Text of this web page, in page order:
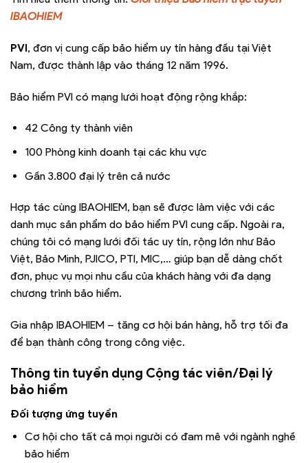
IBAOHIEM
PVI, đơn vị cung cấp bảo hiểm uy tín hàng đầu tại Việt
Nam, được thành lập vào tháng 12 năm 1996.
Bảo hiểm PVI có mạng lưới hoạt động rộng khắp:
42 Công ty thành viên
100 Phòng kinh doanh tại các khu vực
Gần 3.800 đại lý trên cả nước
Hợp tác cùng IBAOHIEM, bạn sẽ được làm việc với các
danh mục sản phẩm do bảo hiểm PVI cung cấp. Ngoài ra,
chúng tôi có mạng lưới đối tác uy tín, rộng lớn như Bảo
Việt, Bảo Minh, PJICO, PTI, MIC,… giúp bạn dễ dàng chốt
đơn, phục vụ mọi nhu cầu của khách hàng với đa dạng
chương trình bảo hiểm.
Gia nhập IBAOHIEM – tăng cơ hội bán hàng, hỗ trợ tối đa
để bạn thành công trong công việc.
Thông tin tuyển dụng Cộng tác viên/Đại lý
bảo hiểm
Đối tượng ứng tuyển
Cơ hội cho tất cả mọi người có đam mê với ngành nghề
bảo hiểm